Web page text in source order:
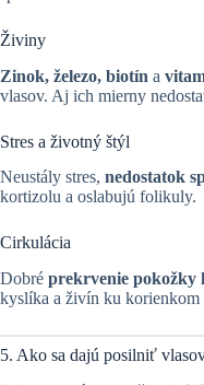
Živiny
Zinok, železo, biotín a
vlasov. Aj ich mierny
Stres a životný štýl
Neustály stres, nedostatok
kortizolu a oslabujú folikuly.
Cirkulácia
Dobré prekrvenie pokožky
kyslíka a živín ku korienkom
5. Ako sa dajú posilniť